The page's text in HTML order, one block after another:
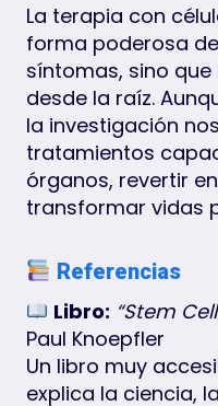
La terapia con
forma poderosa
síntomas, sino
desde la raíz.
la investigación
tratamientos
órganos, revertir
transformar vidas
Referencias
Libro: “Stem
Paul Knoepfler
Un libro muy
explica la ciencia,